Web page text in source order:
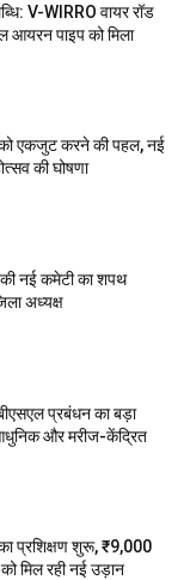
V-WIRRO वायर रॉड
पाइप को मिला
को एकजुट करने की पहल, नई
की घोषणा
की नई कमेटी का शपथ
अध्यक्ष
प्रबंधन का बड़ा
और मरीज-केंद्रित
प्रशिक्षण शुरू, ₹9,000
मिल रही नई उड़ान